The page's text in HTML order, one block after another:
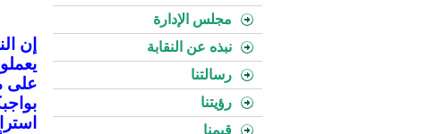
إن
على
مجلس الإدارة
نبذه عن النقابة
رسالتنا
رؤيتنا
قيمنا